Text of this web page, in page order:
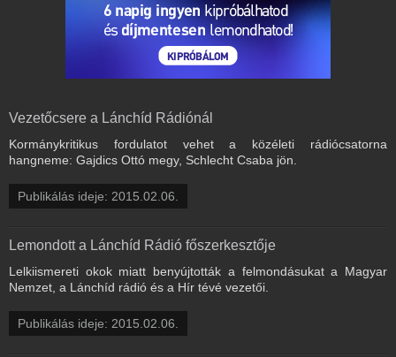
Vezetőcsere a Lánchíd Rádiónál
Kormánykritikus fordulatot vehet a közéleti rádiócsatorna
hangneme: Gajdics Ottó megy, Schlecht Csaba jön.
Publikálás ideje: 2015.02.06.
Lemondott a Lánchíd Rádió főszerkesztője
Lelkiismereti okok miatt benyújtották a felmondásukat a Magyar
Nemzet, a Lánchíd rádió és a Hír tévé vezetői.
Publikálás ideje: 2015.02.06.